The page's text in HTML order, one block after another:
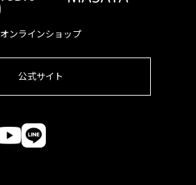
オンラインショップ
公式サイト